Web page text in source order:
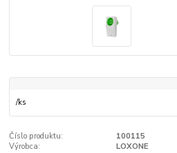
/ks
Číslo produktu:
100115
Výrobca:
LOXONE